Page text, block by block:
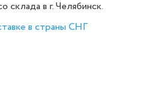
склада в г. Челябинск.
в страны СНГ